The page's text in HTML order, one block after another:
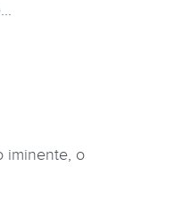
iminente, o